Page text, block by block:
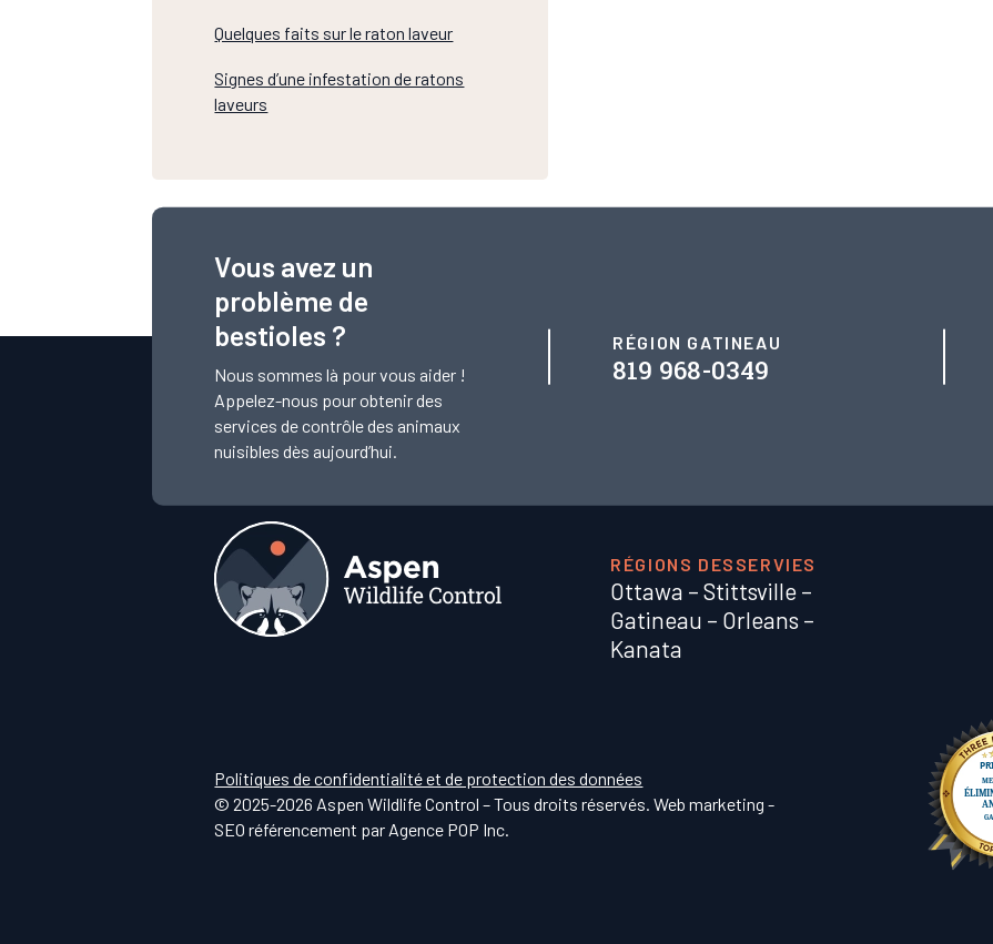
Quelques faits sur le raton laveur
Signes d’une infestation de ratons
laveurs
Vous avez un
problème de
bestioles ?
Nous sommes là pour vous aider !
Appelez-nous pour obtenir des
services de contrôle des animaux
nuisibles dès aujourd’hui.
RÉGION GATINEAU
819 968-0349
RÉGIONS DESSERVIES
Ottawa –Stittsville –
Gatineau – Orleans –
Kanata
Politiques de confidentialité et de protection des données
© 2025-2026 Aspen Wildlife Control – Tous droits réservés. Web marketing -
SEO référencement par Agence POP Inc